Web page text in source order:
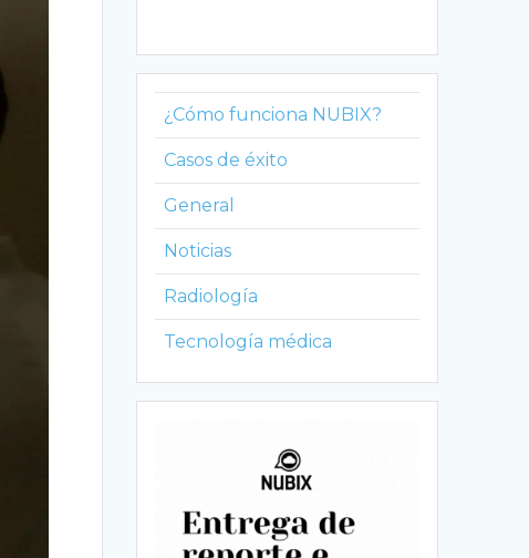
¿Cómo funciona NUBIX?
Casos de éxito
General
Noticias
Radiología
Tecnología médica